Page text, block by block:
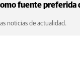
fuente preferida
noticias de actualidad.